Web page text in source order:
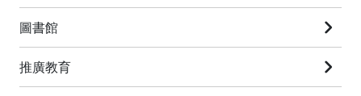
圖書館
推廣教育